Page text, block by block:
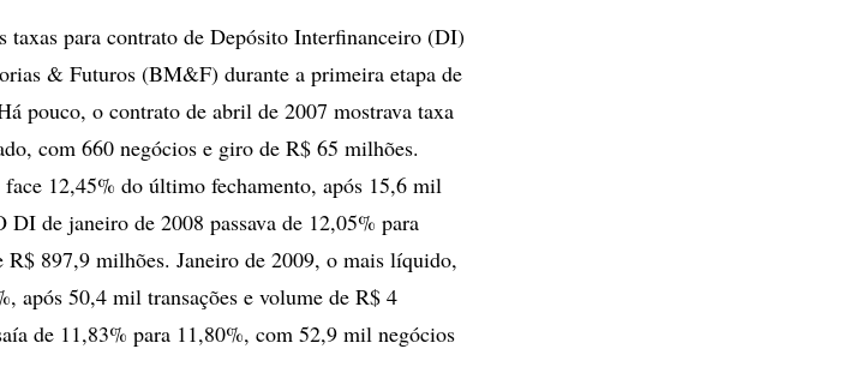
compartilhamento
para contrato de Depósito Interfinanceiro (DI)
& Futuros (BM&F) durante a primeira etapa de
pouco, o contrato de abril de 2007 mostrava taxa
com 660 negócios e giro de R$ 65 milhões.
12,45% do último fechamento, após 15,6 mil
de janeiro de 2008 passava de 12,05% para
897,9 milhões. Janeiro de 2009, o mais líquido,
após 50,4 mil transações e volume de R$ 4
de 11,83% para 11,80%, com 52,9 mil negócios